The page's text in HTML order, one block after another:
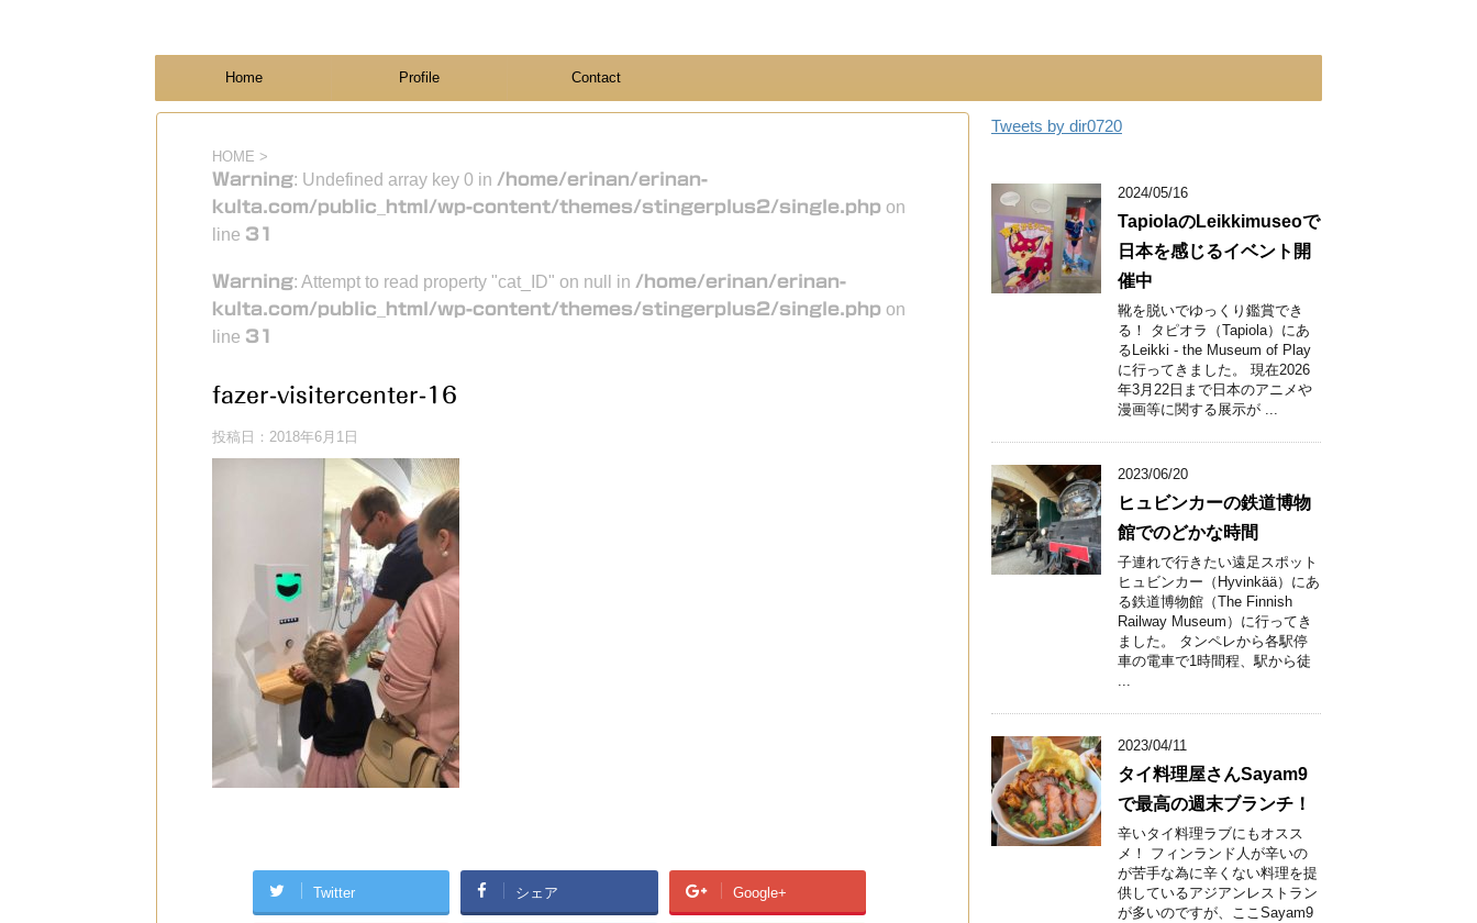
Home Profile Contact
HOME >
Warning: Undefined array key 0 in /home/erinan/erinan-
kulta.com/public_html/wp-content/themes/stingerplus2/single.php on
line 31
Warning: Attempt to read property "cat_ID" on null in /home/erinan/erinan-
kulta.com/public_html/wp-content/themes/stingerplus2/single.php on
line 31
fazer-visitercenter-16
投稿日： 2018年6月1日
Twitter シェア Google+
Tweets by dir0720
2024/05/16
TapiolaのLeikkimuseoで
日本を感じるイベント開
催中
靴を脱いでゆっくり鑑賞でき
る！ タピオラ（Tapiola）にあ
るLeikki - the Museum of Play
に行ってきました。 現在2026
年3月22日まで日本のアニメや
漫画等に関する展示が ...
2023/06/20
ヒュビンカーの鉄道博物
館でのどかな時間
子連れで行きたい遠足スポット
ヒュビンカー（Hyvinkää）にあ
る鉄道博物館（The Finnish
Railway Museum）に行ってき
ました。 タンペレから各駅停
車の電車で1時間程、駅から徒
...
2023/04/11
タイ料理屋さんSayam9
で最高の週末ブランチ！
辛いタイ料理ラブにもオスス
メ！ フィンランド人が辛いの
が苦手な為に辛くない料理を提
供しているアジアンレストラン
が多いのですが、ここSayam9